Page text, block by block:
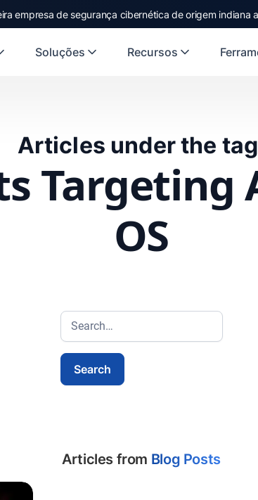
empresa de segurança cibernética de origem indiana
Soluções Recursos
Articles under the
Targeting
OS
Articles from Blog Posts